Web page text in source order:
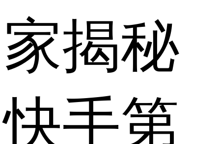
家揭秘
快手第